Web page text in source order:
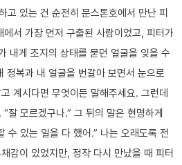
고 있는 건 순전히 문스톤호에서 만난 피
서 가장 먼저 구출된 사람이었고, 피터가
내게 조지의 상태를 묻던 얼굴을 잊을 수
정복과 내 얼굴을 번갈아 보면서 눈으로
계시다면 무엇이든 말해주세요. 그런데
잘 모르겠구나.” 그 뒤의 말은 현명하게
수 있는 일을 다 했어.” 나는 오래도록 전
감이 있었지만, 정작 다시 만났을 때 피터